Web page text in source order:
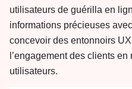
utilisateurs de guérilla en
informations précieuses
concevoir des entonnoirs
l’engagement des clients
utilisateurs.